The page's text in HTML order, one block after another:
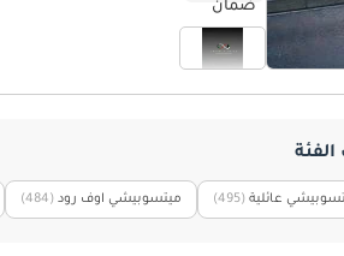
عائلية (495) ميتسوبيشي اوف رود (484)